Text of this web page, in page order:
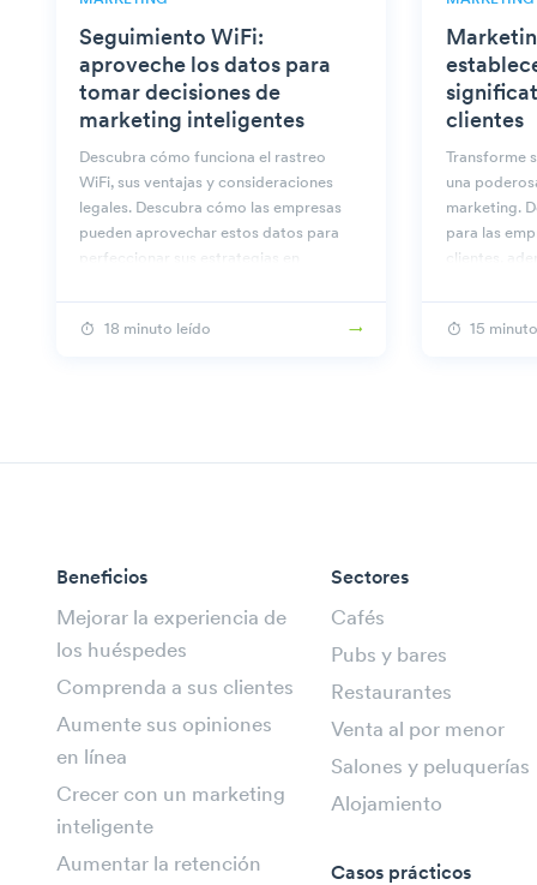
Seguimiento WiFi:
aproveche los datos para
tomar decisiones de
marketing inteligentes
Descubra cómo funciona el rastreo
WiFi, sus ventajas y consideraciones
legales. Descubra cómo las empresas
pueden aprovechar estos datos para
perfeccionar sus estrategias en
18 minuto leído
clientes
Transforme
una
marketing.
para las
clientes,
15
Beneficios
Mejorar la experiencia de
los huéspedes
Comprenda a sus clientes
Aumente sus opiniones
en línea
Crecer con un marketing
inteligente
Aumentar la retención
Sectores
Cafés
Pubs y bares
Restaurantes
Venta al por menor
Salones y peluquerías
Alojamiento
Casos prácticos